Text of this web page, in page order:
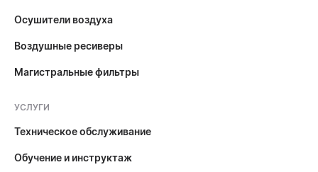
Осушители воздуха
Воздушные ресиверы
Магистральные фильтры
УСЛУГИ
Техническое обслуживание
Обучение и инструктаж